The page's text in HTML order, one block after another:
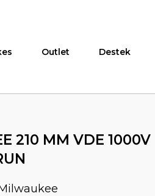
Outlet Destek
210 MM VDE 1000V